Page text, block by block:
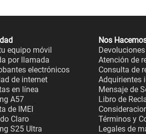
equipo móvil
por llamada
electrónicos
de internet
en línea
A57
de IMEI
Claro
S25 Ultra
Nos
Atención de
Consulta de
Adquirientes
Mensaje de
Libro de
Términos y
Legales de